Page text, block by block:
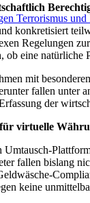
Terrorismus
konkretisiert
Regelungen
eine natürliche
mit
fallen unter
der
virtuelle
Umtausch-
fallen bislang
keine